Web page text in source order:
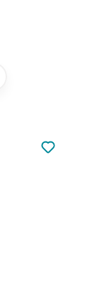
Nie dodano
Dodaj do